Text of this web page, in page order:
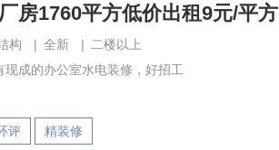
房1760平方低价出租9元/平方
构 | 全新 |
二楼以上
现成的办公室水电装修，好招工
评 精装修